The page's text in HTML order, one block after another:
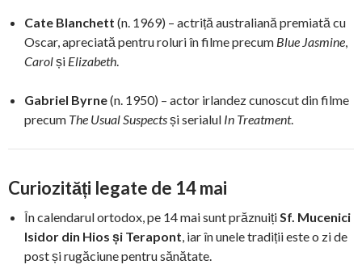
Cate Blanchett (n. 1969) – actriță australiană premiată cu
Oscar, apreciată pentru roluri în filme precum Blue Jasmine,
Carolși Elizabeth.
Gabriel Byrne(n. 1950) – actor irlandez cunoscut din filme
precum The Usual Suspectsși serialul In Treatment.
Curiozități legate de 14 mai
În calendarul ortodox, pe 14 mai sunt prăznuițiSf. Mucenici
Isidor din Hios și Terapont, iar în unele tradiții este o zi de
post și rugăciune pentru sănătate.